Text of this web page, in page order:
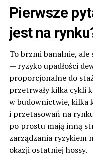
Pierwsze
jest na
To brzmi banalnie, ale
— ryzyko upadłości
proporcjonalne do
przetrwały kilka cykli
w budownictwie, kilka
i przetasowań na
po prostu mają inną
zarządzania ryzykiem
okazji ostatniej hossy.